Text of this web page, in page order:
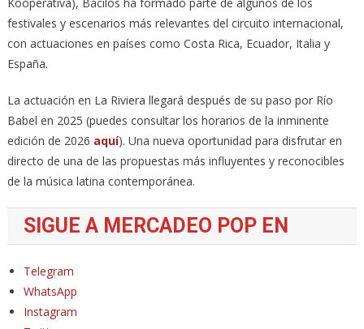
Kooperativa), Bacilos ha formado parte de algunos de los
festivales y escenarios más relevantes del circuito internacional,
con actuaciones en países como Costa Rica, Ecuador, Italia y
España.
La actuación en La Riviera llegará después de su paso por Río
Babel en 2025 (puedes consultar los horarios de la inminente
edición de 2026 aquí). Una nueva oportunidad para disfrutar en
directo de una de las propuestas más influyentes y reconocibles
de la música latina contemporánea.
SIGUE A MERCADEO POP EN
Telegram
WhatsApp
Instagram